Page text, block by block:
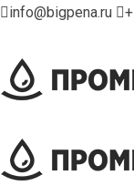
info@bigpena.ru